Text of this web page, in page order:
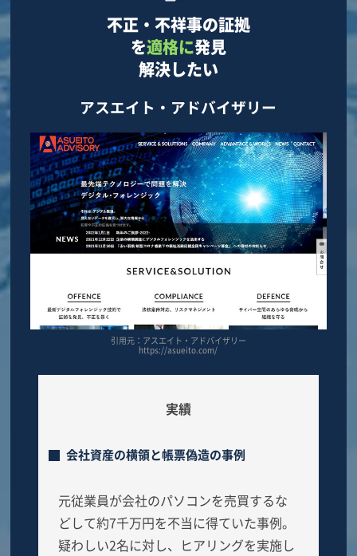
不正・不祥事の証拠
を適格に発見
解決したい
アスエイト・アドバイザリー
引用元：アスエイト・アドバイザリー
https://asueito.com/
実績
会社資産の横領と帳票偽造の事例
元従業員が会社のパソコンを売買するな
どして約7千万円を不当に得ていた事例。
疑わしい2名に対し、ヒアリングを実施し